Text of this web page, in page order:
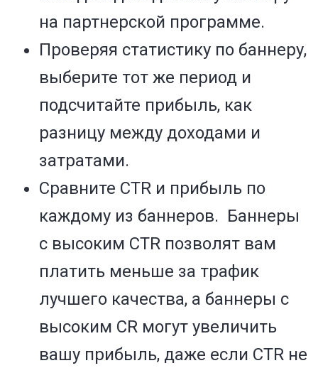
на партнерской программе.
Проверяя статистику по баннеру,
выберите тот же период и
подсчитайте прибыль, как
разницу между доходами и
затратами.
Сравните CTR и прибыль по
каждому из баннеров. Баннеры
с высоким CTR позволят вам
платить меньше за трафик
лучшего качества, а баннеры с
высоким CR могут увеличить
вашу прибыль, даже если CTR не